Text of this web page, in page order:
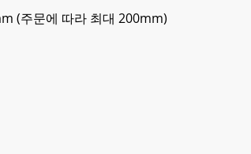
(주문에 따라 최대 200mm)